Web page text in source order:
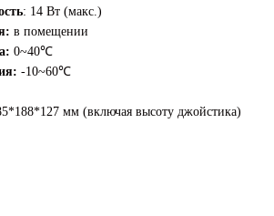
: 14 Вт (макс.)
в помещении
0~40℃
-10~60℃
мм (включая высоту джойстика)